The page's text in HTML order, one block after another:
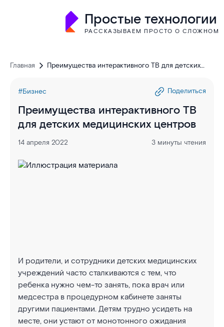
Простые технологии
РАССКАЗЫВАЕМ ПРОСТО О СЛОЖНОМ
Главная
Преимущества интерактивного ТВ для детских
#Бизнес
Поделиться
Преимущества интерактивного ТВ
для детских медицинских центров
14 апреля 2022 3 минуты чтения
И родители, и сотрудники детских медицинских
учреждений часто сталкиваются с тем, что
ребенка нужно чем-то занять, пока врач или
медсестра в процедурном кабинете заняты
другими пациентами. Детям трудно усидеть на
месте, они устают от монотонного ожидания